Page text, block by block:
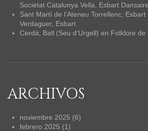
Societat Catalunya Vella, Esbart
Sant Martí de l’Ateneu Torrellenc, Esbart
Verdaguer, Esbart
Cerdà, Ball (Seu d’Urgell) en Folklore de
ARCHIVOS
noviembre 2025 (6)
febrero 2025 (1)